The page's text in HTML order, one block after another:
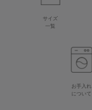
サイズ
一覧
お手入れ
について